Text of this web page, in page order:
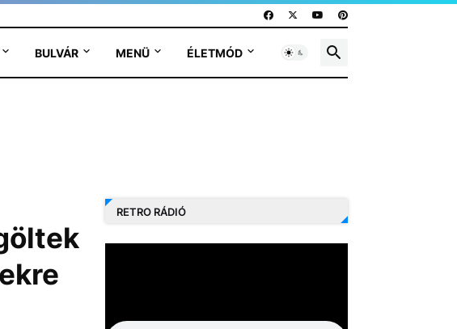
BULVÁR MENÜ ÉLETMÓD
RETRO RÁDIÓ